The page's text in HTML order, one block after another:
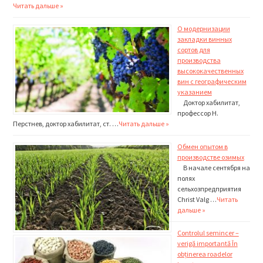
Читать дальше »
О модернизации
закладки винных
сортов для
производства
высококачественных
вин с географическим
указанием
Доктор хабилитат,
профессор Н.
Перстнев, доктор хабилитат, ст. …Читать дальше »
Обмен опытом в
производстве озимых
В начале сентября на
полях
сельхозпредприятия
Christ Valg …Читать
дальше »
Controlul semincer –
verigă importantă În
obținerea roadelor